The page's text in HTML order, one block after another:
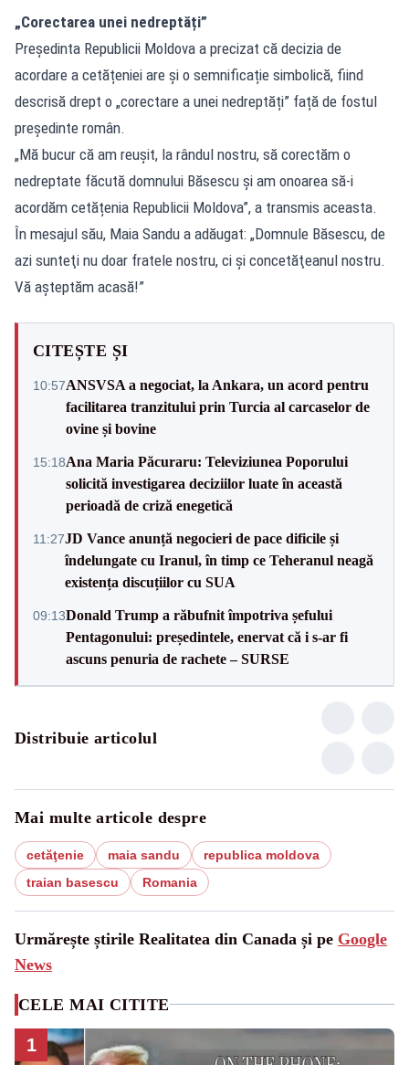
„Corectarea unei nedreptăți”
Președinta Republicii Moldova a precizat că decizia de
acordare a cetățeniei are și o semnificație simbolică, fiind
descrisă drept o „corectare a unei nedreptăți” față de fostul
președinte român.
„Mă bucur că am reușit, la rândul nostru, să corectăm o
nedreptate făcută domnului Băsescu și am onoarea să-i
acordăm cetățenia Republicii Moldova”, a transmis aceasta.
În mesajul său, Maia Sandu a adăugat: „Domnule Băsescu, de
azi sunteţi nu doar fratele nostru, ci şi concetăţeanul nostru.
Vă aşteptăm acasă!”
CITEȘTE ȘI
10:57ANSVSA a negociat, la Ankara, un acord pentru
facilitarea tranzitului prin Turcia al carcaselor de
ovine și bovine
15:18Ana Maria Păcuraru: Televiziunea Poporului
solicită investigarea deciziilor luate în această
perioadă de criză enegetică
11:27JD Vance anunță negocieri de pace dificile și
îndelungate cu Iranul, în timp ce Teheranul neagă
existența discuțiilor cu SUA
09:13Donald Trump a răbufnit împotriva șefului
Pentagonului: președintele, enervat că i s-ar fi
ascuns penuria de rachete – SURSE
Distribuie articolul
Mai multe articole despre
cetăţenie maia sandu
republica moldova
traian basescu
Romania
Urmărește știrile Realitatea din Canada și pe Google
News
CELE MAI CITITE
1